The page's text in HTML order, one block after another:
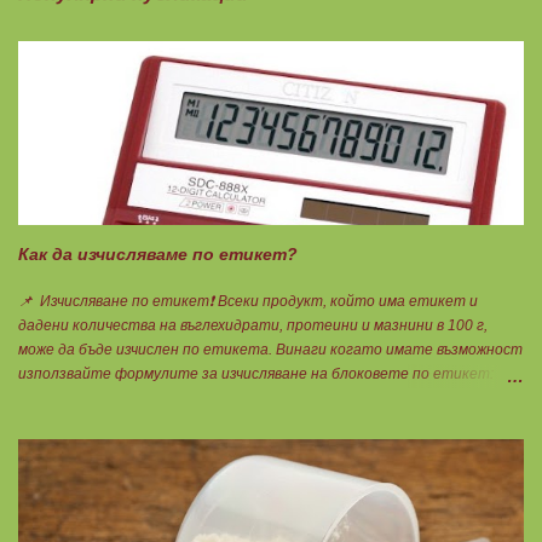
Как да изчисляваме по етикет?
📌 Изчисляване по етикет❗ Всеки продукт, който има етикет и
дадени количества на въглехидрати, протеини и мазнини в 100 г,
може да бъде изчислен по етикета. Винаги когато имате възможност
използвайте формулите за изчисляване на блоковете по етикет:
въглехидрати в 100 г = количеството въглехидрати за 1 блок.
Мазнини: 150 : количеството мазнини в 100 г продукт = мазнините за
1 блок.